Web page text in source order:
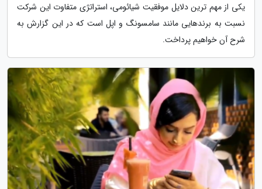
یکی از مهم ترین دلایل موفقیت شیائومی، استراتژی متفاوت این شرکت
نسبت به برندهایی مانند سامسونگ و اپل است که در این گزارش به
شرح آن خواهیم پرداخت.